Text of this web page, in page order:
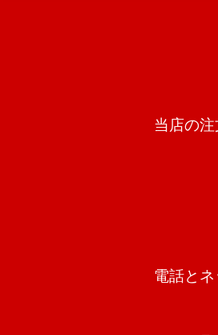
当店の注
電話とネ